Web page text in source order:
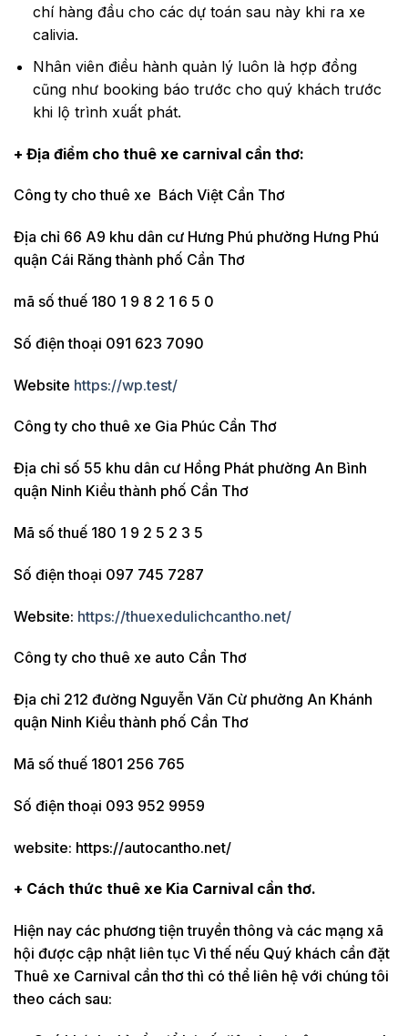
chí hàng đầu cho các dự toán sau này khi ra xe
calivia.
Nhân viên điều hành quản lý luôn là hợp đồng
cũng như booking báo trước cho quý khách trước
khi lộ trình xuất phát.
+ Địa điểm cho thuê xe carnival cần thơ:
Công ty cho thuê xe Bách Việt Cần Thơ
Địa chỉ 66 A9 khu dân cư Hưng Phú phường Hưng Phú
quận Cái Răng thành phố Cần Thơ
mã số thuế 180 1 9 8 2 1 6 5 0
Số điện thoại 091 623 7090
Website https://wp.test/
Công ty cho thuê xe Gia Phúc Cần Thơ
Địa chỉ số 55 khu dân cư Hồng Phát phường An Bình
quận Ninh Kiều thành phố Cần Thơ
Mã số thuế 180 1 9 2 5 2 3 5
Số điện thoại 097 745 7287
Website: https://thuexedulichcantho.net/
Công ty cho thuê xe auto Cần Thơ
Địa chỉ 212 đường Nguyễn Văn Cừ phường An Khánh
quận Ninh Kiều thành phố Cần Thơ
Mã số thuế 1801 256 765
Số điện thoại 093 952 9959
website: https://autocantho.net/
+ Cách thức thuê xe Kia Carnival cần thơ.
Hiện nay các phương tiện truyền thông và các mạng xã
hội được cập nhật liên tục Vì thế nếu Quý khách cần đặt
Thuê xe Carnival cần thơ thì có thể liên hệ với chúng tôi
theo cách sau: